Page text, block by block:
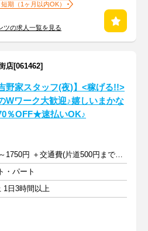
短期（1ヶ月以内OK）
ツの求人一覧を見る
店[061462]
吉野家スタッフ(夜)】<稼げる!!>
Wワーク大歓迎♪嬉しいまかな
％OFF★速払いOK♪
時給1400～1750円 ＋交通費(片道500円まで支給)
・パート
1日3時間以上